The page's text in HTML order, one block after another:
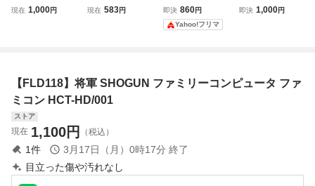
コンピュータ 本体
現在 1,000円
コンピュータ 本体
現在 583円
フト SHOGUN 将
軍 HCT-HD/001
即決 860円
Yahoo!フリマ
【動作確認済み】
即決 1,000円
【FLD118】将軍 SHOGUN ファミリーコンピュータ ファ
ミコン HCT-HD/001
ストア
現在 1,100円 （税込）
1件 3月17日（月）0時17分 終了
目立った傷や汚れなし